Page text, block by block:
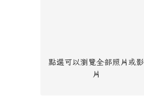
點選可以瀏覽全部照片或影
片